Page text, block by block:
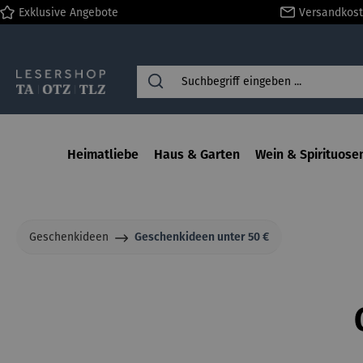
Zur Hauptnavigation springen
Exklusive Angebote
Heimatliebe Haus & Garten Wein &
Geschenkideen Geschenkideen unter 50 €